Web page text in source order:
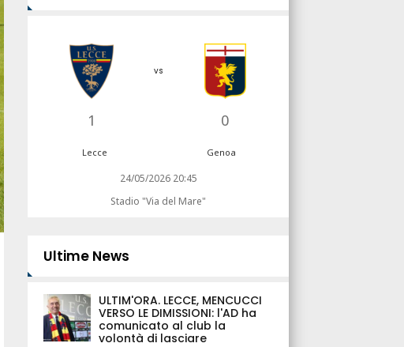
1
vs
0
Lecce Genoa
24/05/2026 20:45
Stadio "Via del Mare"
Ultime News
ULTIM'ORA. LECCE, MENCUCCI
VERSO LE DIMISSIONI: l'AD ha
comunicato al club la
volontà di lasciare